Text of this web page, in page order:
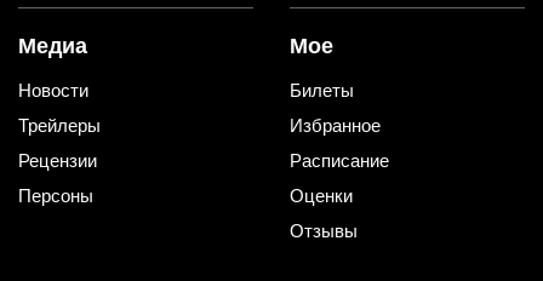
Медиа
Новости
Трейлеры
Рецензии
Персоны
Мое
Билеты
Избранное
Расписание
Оценки
Отзывы